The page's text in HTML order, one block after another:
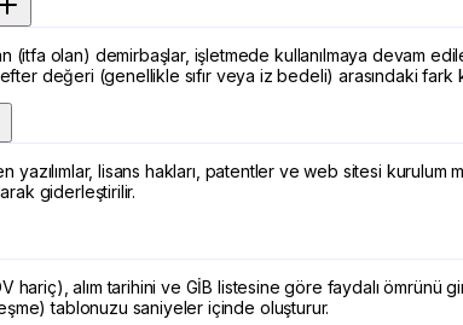
(itfa olan) demirbaşlar, işletmede kullanılmaya devam
değeri (genellikle sıfır veya iz bedeli) arasındaki
yazılımlar, lisans hakları, patentler ve web sitesi
giderleştirilir.
hariç), alım tarihini ve GİB listesine göre faydalı
tablonuzu saniyeler içinde oluşturur.